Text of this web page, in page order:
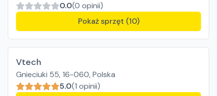
0.0(0 opinii)
Pokaż sprzęt (10)
Vtech
Gnieciuki 55, 16-060, Polska
5.0(1 opinii)